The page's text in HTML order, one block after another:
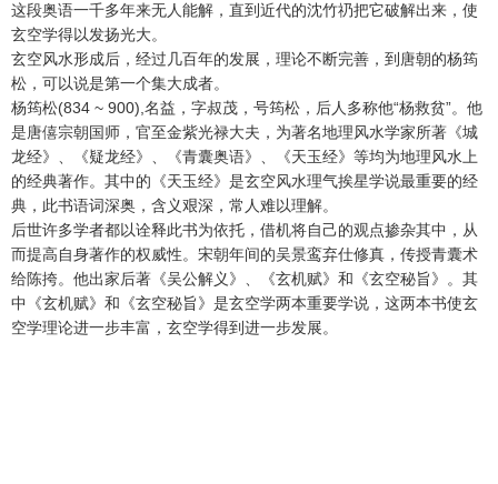
这段奥语一千多年来无人能解，直到近代的沈竹礽把它破解出来，使
玄空学得以发扬光大。
玄空风水形成后，经过几百年的发展，理论不断完善，到唐朝的杨筠
松，可以说是第一个集大成者。
杨筠松(834 ~ 900),名益，字叔茂，号筠松，后人多称他“杨救贫”。他
是唐僖宗朝国师，官至金紫光禄大夫，为著名地理风水学家所著《城
龙经》、《疑龙经》、《青囊奥语》、《天玉经》等均为地理风水上
的经典著作。其中的《天玉经》是玄空风水理气挨星学说最重要的经
典，此书语词深奥，含义艰深，常人难以理解。
后世许多学者都以诠释此书为依托，借机将自己的观点掺杂其中，从
而提高自身著作的权威性。宋朝年间的吴景鸾弃仕修真，传授青囊术
给陈挎。他出家后著《吴公解义》、《玄机赋》和《玄空秘旨》。其
中《玄机赋》和《玄空秘旨》是玄空学两本重要学说，这两本书使玄
空学理论进一步丰富，玄空学得到进一步发展。